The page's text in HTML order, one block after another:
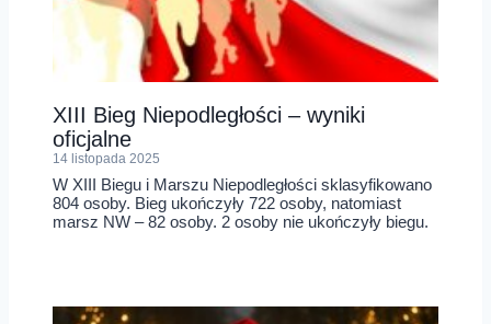
XIII Bieg Niepodległości – wyniki
oficjalne
14 listopada 2025
W XIII Biegu i Marszu Niepodległości sklasyfikowano
804 osoby. Bieg ukończyły 722 osoby, natomiast
marsz NW – 82 osoby. 2 osoby nie ukończyły biegu.